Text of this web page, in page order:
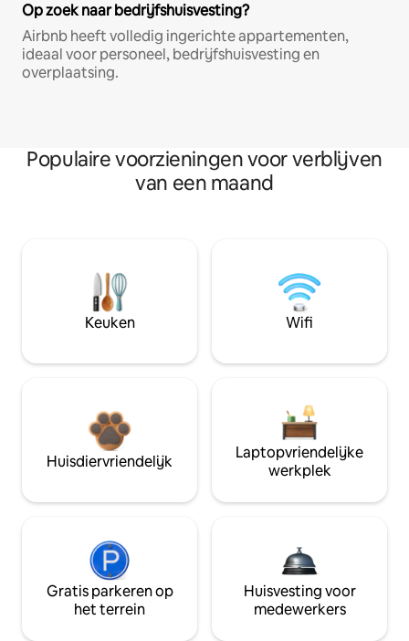
Op zoek naar bedrijfshuisvesting?
Airbnb heeft volledig ingerichte appartementen,
ideaal voor personeel, bedrijfshuisvesting en
overplaatsing.
Populaire voorzieningen voor verblijven
van een maand
Keuken Wifi
Huisdiervriendelijk
Laptopvriendelijke
werkplek
Gratis parkeren op
het terrein
Huisvesting voor
medewerkers